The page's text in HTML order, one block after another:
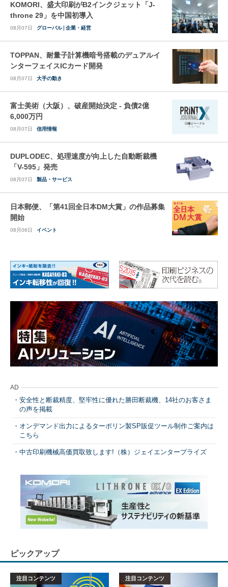
KOMORI、盛大印刷がB2インクジェット「J-
throne 29」を中国初導入
08月07日 グローバル 企業・経営
TOPPAN、耐量子計算機暗号搭載のデュアルイ
ンターフェイスICカード開発
08月07日 大手の動き
富士美術（大阪）、破産開始決定 - 負債2億
6,000万円
08月07日 信用情報
DUPLODEC、処理速度が向上した自動断裁機
「V-595」発売
08月07日 製品・サービス
日本郵便、「第41回全日本DM大賞」の作品募集
開始
08月06日 イベント
AD
安全性と断裁精度、堅牢性に優れた勝田断裁機、14社のお客さま
の声を掲載
オンデマンド出力によるターポリン製SP販促ツール制作ご案内は
こちら
中古印刷機械高価買取致します!（株）ジェイエンタープライズ
ピックアップ
注目コンテンツ 注目コンテンツ